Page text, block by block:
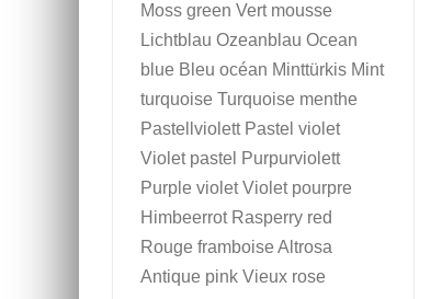
Moss green Vert mousse
Lichtblau Ozeanblau Ocean
blue Bleu océan Minttürkis Mint
turquoise Turquoise menthe
Pastellviolett Pastel violet
Violet pastel Purpurviolett
Purple violet Violet pourpre
Himbeerrot Rasperry red
Rouge framboise Altrosa
Antique pink Vieux rose